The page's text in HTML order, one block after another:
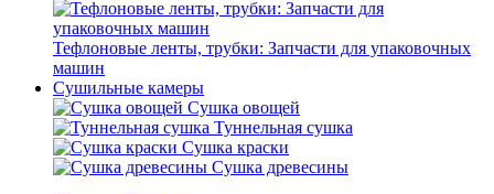
Тефлоновые ленты, трубки: Запчасти для упаковочных
машин
Сушильные камеры
Сушка овощей
Туннельная сушка
Сушка краски
Сушка древесины